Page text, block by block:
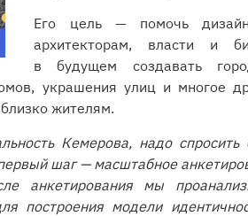
Его цель — помочь
архитекторам, власти и
в будущем создавать
украшения улиц и многое
жителям.
Кемерова, надо
шаг — масштабное
анкетирования мы
построения модели